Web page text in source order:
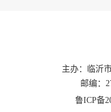
主办：临沂
邮编：
鲁ICP备